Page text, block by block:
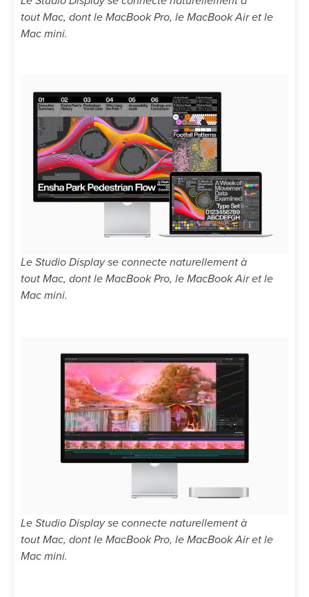
tout Mac, dont le MacBook Pro, le MacBook Air et le
Mac mini.
Le Studio Display se connecte naturellement à
tout Mac, dont le MacBook Pro, le MacBook Air et le
Mac mini.
Le Studio Display se connecte naturellement à
tout Mac, dont le MacBook Pro, le MacBook Air et le
Mac mini.